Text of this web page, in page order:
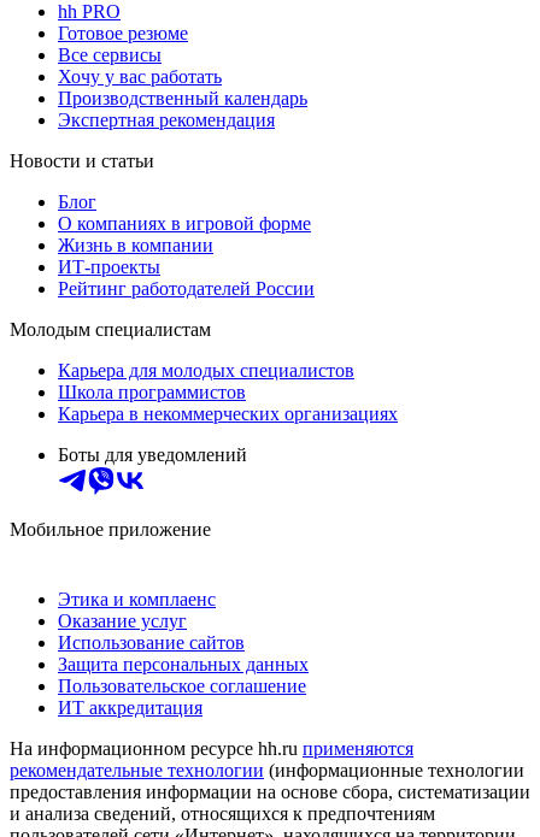
hh PRO
Готовое резюме
Все сервисы
Хочу у вас работать
Производственный календарь
Экспертная рекомендация
Новости и статьи
Блог
О компаниях в игровой форме
Жизнь в компании
ИТ-проекты
Рейтинг работодателей России
Молодым специалистам
Карьера для молодых специалистов
Школа программистов
Карьера в некоммерческих организациях
Боты для уведомлений
Мобильное приложение
Этика и комплаенс
Оказание услуг
Использование сайтов
Защита персональных данных
Пользовательское соглашение
ИТ аккредитация
На информационном ресурсе hh.ru применяются
рекомендательные технологии (информационные технологии
предоставления информации на основе сбора, систематизации
и анализа сведений, относящихся к предпочтениям